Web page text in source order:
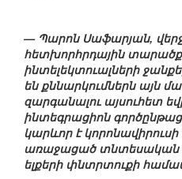
— Պարոն Սաֆարյան,
հետխորհրդային
ինտելեկտուալների
են քննարկումներն այն
զարգանալու այսուհետ
ինտեգրացիոն
կարևոր է
առաջացած տնտեսական
ելքերի փնտրտուքի